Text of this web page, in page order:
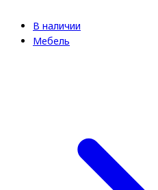
В наличии
Мебель